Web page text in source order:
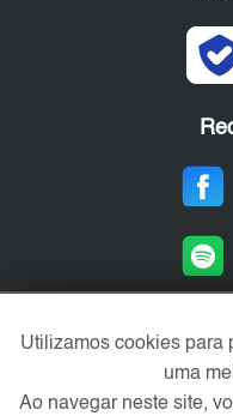
Área
Utilizamos cookies para
uma
Ao navegar neste site,